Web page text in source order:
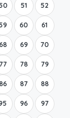
51 52
60 61
68 69 70
77 78 79
86 87 88
96 97